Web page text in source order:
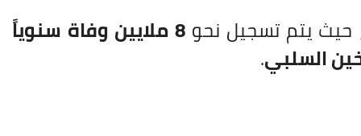
حيث يتم تسجيل نحو 8 ملايين وفاة سنوياً
.